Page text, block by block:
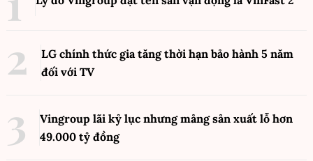
LG chính thức gia tăng thời hạn bảo hành 5 năm
đối với TV
Vingroup lãi kỷ lục nhưng mảng sản xuất lỗ hơn
49.000 tỷ đồng